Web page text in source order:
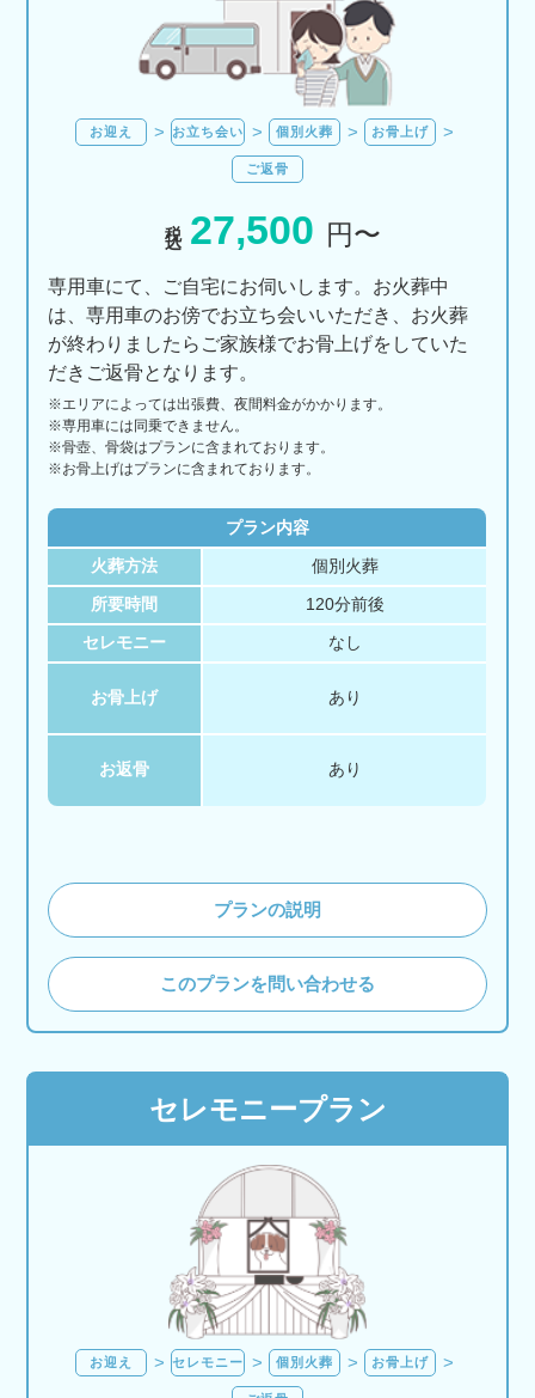
お迎え お立ち会い 個別火葬 お骨上げ
ご返骨
27,500 円〜
専用車にて、ご自宅にお伺いします。お火葬中
は、専用車のお傍でお立ち会いいただき、お火葬
が終わりましたらご家族様でお骨上げをしていた
だきご返骨となります。
※エリアによっては出張費、夜間料金がかかります。
※専用車には同乗できません。
※骨壺、骨袋はプランに含まれております。
※お骨上げはプランに含まれております。
プラン内容
火葬方法 個別火葬
所要時間 120分前後
セレモニー なし
お骨上げ あり
お返骨 あり
プランの説明
このプランを問い合わせる
セレモニープラン
お迎え セレモニー 個別火葬 お骨上げ